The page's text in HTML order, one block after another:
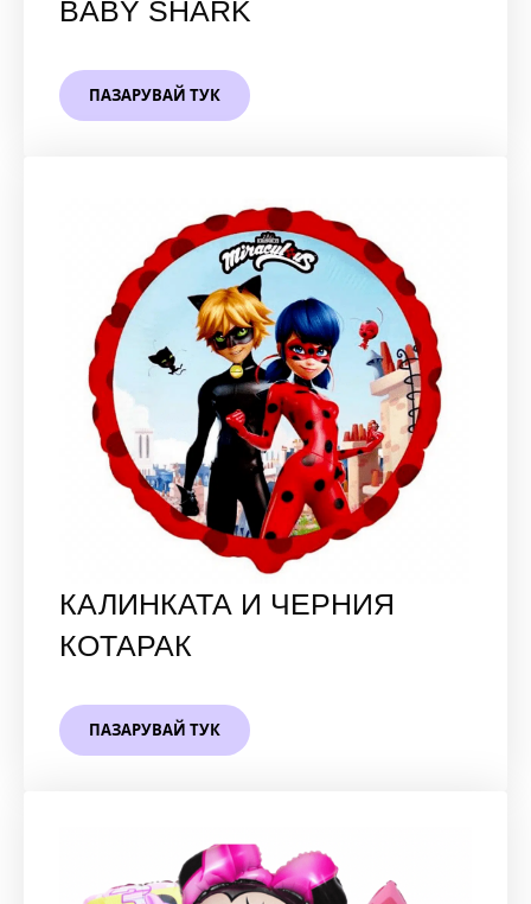
BABY SHARK
ПАЗАРУВАЙ ТУК
КАЛИНКАТА И ЧЕРНИЯ
КОТАРАК
ПАЗАРУВАЙ ТУК